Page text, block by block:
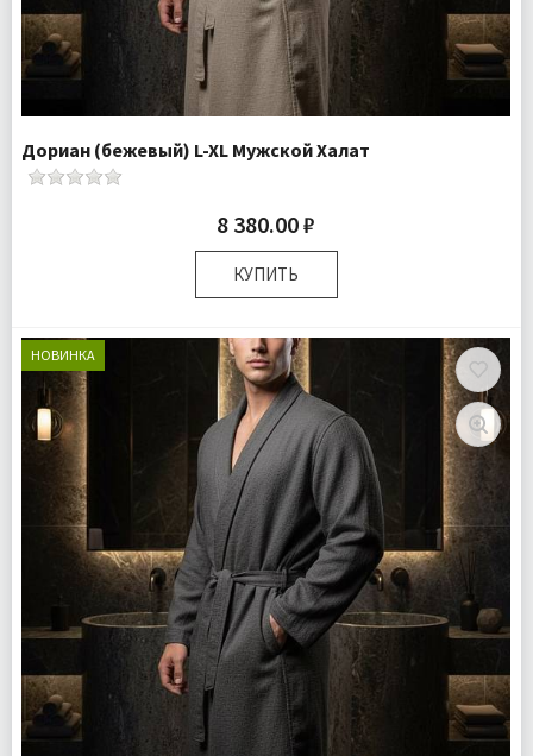
Дориан (бежевый) L-XL Мужской Халат
8 380.00 ₽
КУПИТЬ
Плотность:
140 гр.м
Комплектация:
Халат 1 шт
Доставка:
Бесплатно
НОВИНКА